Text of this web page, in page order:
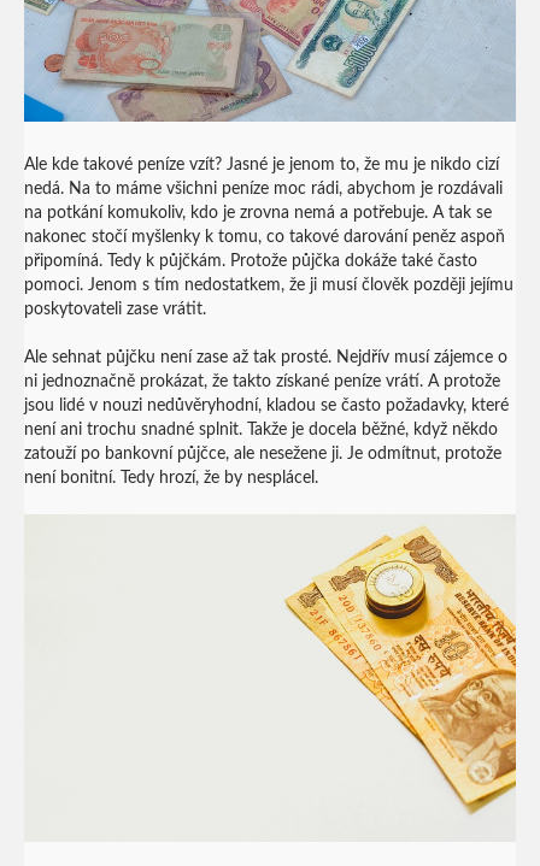
Ale kde takové peníze vzít? Jasné je jenom to, že mu je nikdo cizí
nedá. Na to máme všichni peníze moc rádi, abychom je rozdávali
na potkání komukoliv, kdo je zrovna nemá a potřebuje. A tak se
nakonec stočí myšlenky k tomu, co takové darování peněz aspoň
připomíná. Tedy k půjčkám. Protože půjčka dokáže také často
pomoci. Jenom s tím nedostatkem, že ji musí člověk později jejímu
poskytovateli zase vrátit.
Ale sehnat půjčku není zase až tak prosté. Nejdřív musí zájemce o
ni jednoznačně prokázat, že takto získané peníze vrátí. A protože
jsou lidé v nouzi nedůvěryhodní, kladou se často požadavky, které
není ani trochu snadné splnit. Takže je docela běžné, když někdo
zatouží po bankovní půjčce, ale nesežene ji. Je odmítnut, protože
není bonitní. Tedy hrozí, že by nesplácel.